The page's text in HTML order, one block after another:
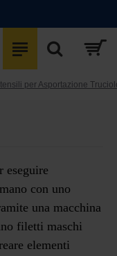
per Asportazione
eseguire
con uno
una macchina
filetti maschi
elementi